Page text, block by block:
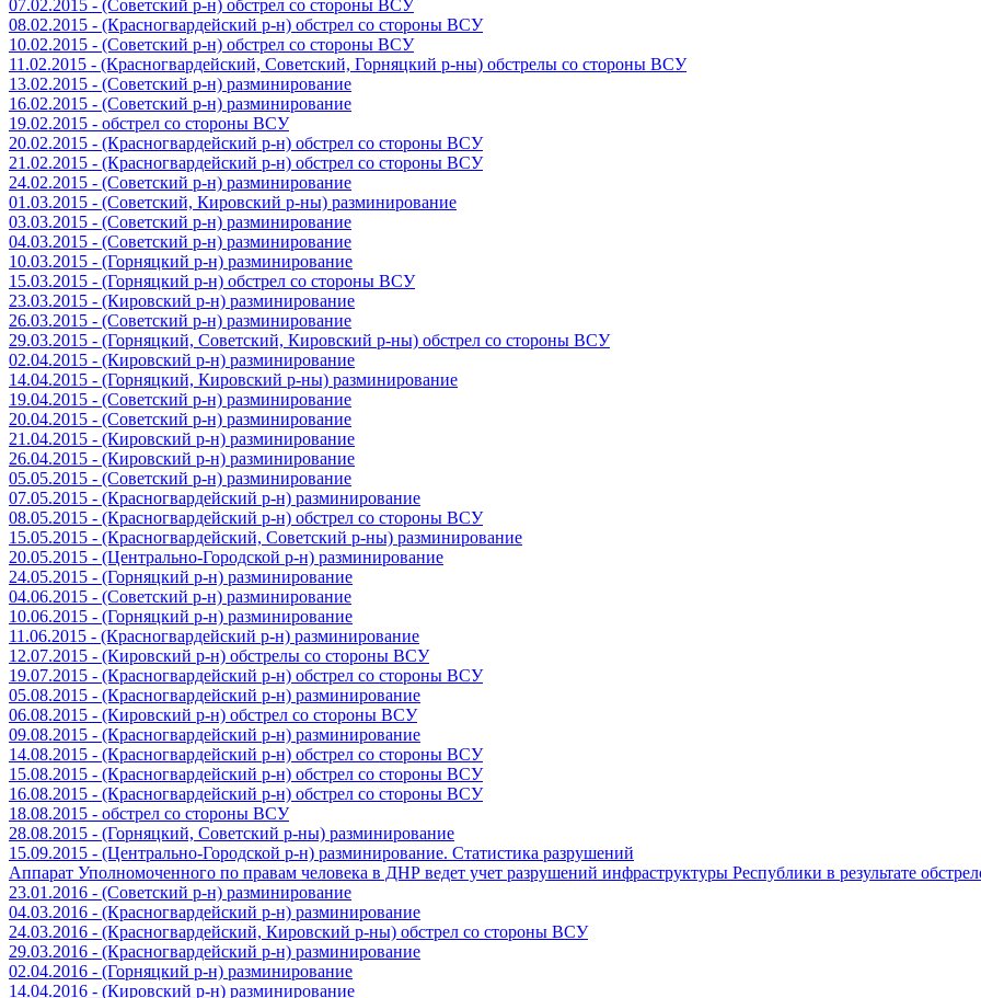
07.02.2015 - (Советский р-н) обстрел со стороны ВСУ
08.02.2015 - (Красногвардейский р-н) обстрел со стороны ВСУ
10.02.2015 - (Советский р-н) обстрел со стороны ВСУ
11.02.2015 - (Красногвардейский, Советский, Горняцкий р-ны) обстрелы со стороны ВСУ
13.02.2015 - (Советский р-н) разминирование
16.02.2015 - (Советский р-н) разминирование
19.02.2015 - обстрел со стороны ВСУ
20.02.2015 - (Красногвардейский р-н) обстрел со стороны ВСУ
21.02.2015 - (Красногвардейский р-н) обстрел со стороны ВСУ
24.02.2015 - (Советский р-н) разминирование
01.03.2015 - (Советский, Кировский р-ны) разминирование
03.03.2015 - (Советский р-н) разминирование
04.03.2015 - (Советский р-н) разминирование
10.03.2015 - (Горняцкий р-н) разминирование
15.03.2015 - (Горняцкий р-н) обстрел со стороны ВСУ
23.03.2015 - (Кировский р-н) разминирование
26.03.2015 - (Советский р-н) разминирование
29.03.2015 - (Горняцкий, Советский, Кировский р-ны) обстрел со стороны ВСУ
02.04.2015 - (Кировский р-н) разминирование
14.04.2015 - (Горняцкий, Кировский р-ны) разминирование
19.04.2015 - (Советский р-н) разминирование
20.04.2015 - (Советский р-н) разминирование
21.04.2015 - (Кировский р-н) разминирование
26.04.2015 - (Кировский р-н) разминирование
05.05.2015 - (Советский р-н) разминирование
07.05.2015 - (Красногвардейский р-н) разминирование
08.05.2015 - (Красногвардейский р-н) обстрел со стороны ВСУ
15.05.2015 - (Красногвардейский, Советский р-ны) разминирование
20.05.2015 - (Центрально-Городской р-н) разминирование
24.05.2015 - (Горняцкий р-н) разминирование
04.06.2015 - (Советский р-н) разминирование
10.06.2015 - (Горняцкий р-н) разминирование
11.06.2015 - (Красногвардейский р-н) разминирование
12.07.2015 - (Кировский р-н) обстрелы со стороны ВСУ
19.07.2015 - (Красногвардейский р-н) обстрел со стороны ВСУ
05.08.2015 - (Красногвардейский р-н) разминирование
06.08.2015 - (Кировский р-н) обстрел со стороны ВСУ
09.08.2015 - (Красногвардейский р-н) разминирование
14.08.2015 - (Красногвардейский р-н) обстрел со стороны ВСУ
15.08.2015 - (Красногвардейский р-н) обстрел со стороны ВСУ
16.08.2015 - (Красногвардейский р-н) обстрел со стороны ВСУ
18.08.2015 - обстрел со стороны ВСУ
28.08.2015 - (Горняцкий, Советский р-ны) разминирование
15.09.2015 - (Центрально-Городской р-н) разминирование. Статистика разрушений
Аппарат Уполномоченного по правам человека в ДНР ведет учет разрушений инфраструктуры Республики в результате
23.01.2016 - (Советский р-н) разминирование
04.03.2016 - (Красногвардейский р-н) разминирование
24.03.2016 - (Красногвардейский, Кировский р-ны) обстрел со стороны ВСУ
29.03.2016 - (Красногвардейский р-н) разминирование
02.04.2016 - (Горняцкий р-н) разминирование
14.04.2016 - (Кировский р-н) разминирование